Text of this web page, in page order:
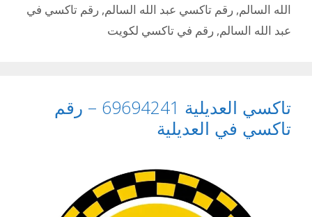
الله السالم, رقم تاكسي عبد الله السالم, رقم تاكسي في
عبد الله السالم, رقم في تاكسي لكويت
تاكسي العديلية 69694241 – رقم
تاكسي في العديلية